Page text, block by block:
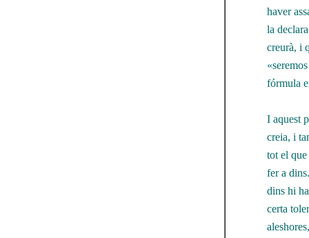
haver
la
creurà, i
fórmula
I aquest
creia, i
tot el
fer a
dins hi
certa